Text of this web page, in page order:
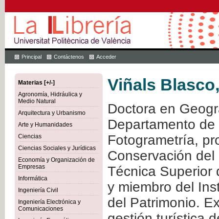
Principal Contáctenos Acceder
Materias [+/-]
Agronomía, Hidráulica y
Medio Natural
Arquitectura y Urbanismo
Arte y Humanidades
Ciencias
Ciencias Sociales y Jurídicas
Economía y Organización de
Empresas
Informática
Ingeniería Civil
Ingeniería Electrónica y
Comunicaciones
Viñals
Doctora en
Departamento
Fotogrametría,
Conservación
Técnica Superior
y miembro del
del Patrimonio.